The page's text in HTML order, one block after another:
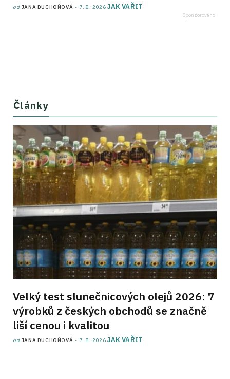
od JANA DUCHOŇOVÁ 7. 8. 2026 JAK VAŘIT
Články
Velký test slunečnicových olejů 2026: 7
výrobků z českých obchodů se značně
liší cenou i kvalitou
od JANA DUCHOŇOVÁ 7. 8. 2026 JAK VAŘIT